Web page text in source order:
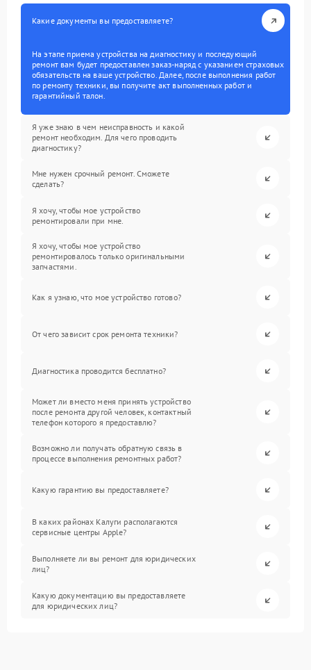
Какие документы вы предоставляете?
На этапе приема устройства на диагностику и последующий
ремонт вам будет предоставлен заказ-наряд с указанием страховых
обязательств на ваше устройство. Далее, после выполнения работ
по ремонту техники, вы получите акт выполненных работ и
гарантийный талон.
Я уже знаю в чем неисправность и какой
ремонт необходим. Для чего проводить
диагностику?
Мне нужен срочный ремонт. Сможете
сделать?
Я хочу, чтобы мое устройство
ремонтировали при мне.
Я хочу, чтобы мое устройство
ремонтировалось только оригинальными
запчастями.
Как я узнаю, что мое устройство готово?
От чего зависит срок ремонта техники?
Диагностика проводится бесплатно?
Может ли вместо меня принять устройство
после ремонта другой человек, контактный
телефон которого я предоставлю?
Возможно ли получать обратную связь в
процессе выполнения ремонтных работ?
Какую гарантию вы предоставляете?
В каких районах Калуги располагаются
сервисные центры Apple?
Выполняете ли вы ремонт для юридических
лиц?
Какую документацию вы предоставляете
для юридических лиц?